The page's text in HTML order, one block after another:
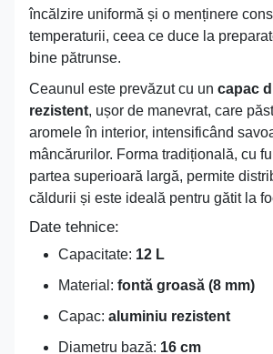
încălzire uniformă și o menținere
temperaturii, ceea ce duce la
bine pătrunse.
Ceaunul este prevăzut cu un capac
rezistent, ușor de manevrat, care
aromele în interior, intensificând
mâncărurilor. Forma tradițională, cu
partea superioară largă, permite
căldurii și este ideală pentru gătit la
Date tehnice:
Capacitate: 12 L
Material: fontă groasă (8 mm)
Capac: aluminiu rezistent
Diametru bază: 16 cm